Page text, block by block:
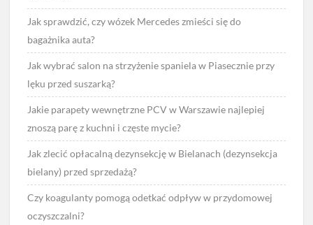
Jak sprawdzić, czy wózek Mercedes zmieści się do
bagażnika auta?
Jak wybrać salon na strzyżenie spaniela w Piasecznie przy
lęku przed suszarką?
Jakie parapety wewnętrzne PCV w Warszawie najlepiej
znoszą parę z kuchni i częste mycie?
Jak zlecić opłacalną dezynsekcję w Bielanach (dezynsekcja
bielany) przed sprzedażą?
Czy koagulanty pomogą odetkać odpływ w przydomowej
oczyszczalni?